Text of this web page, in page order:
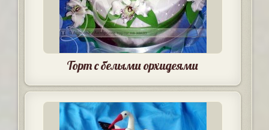
Торт с белыми орхидеями